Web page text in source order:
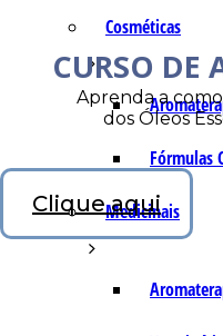
Cosméticas
Fórmulas
Medicinais
CURSO DE
Aprenda a
dos Óleos
Clique aqui